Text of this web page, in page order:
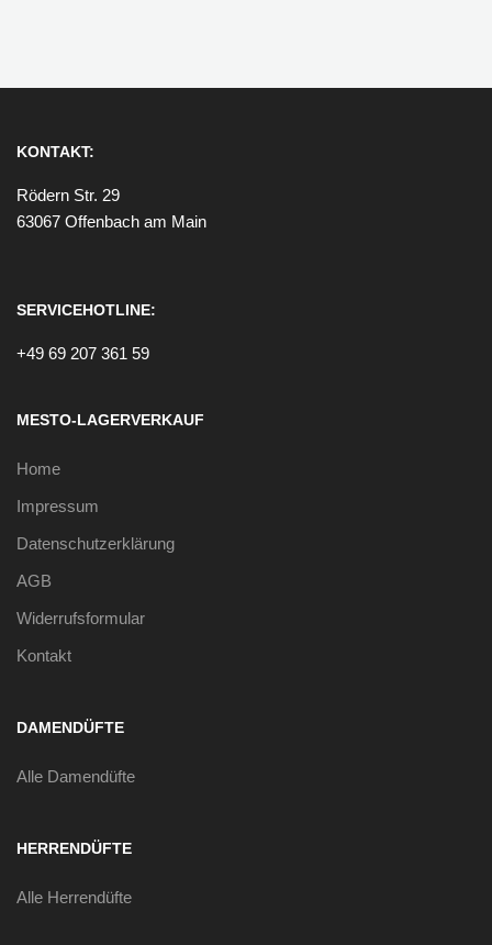
KONTAKT:
Rödern Str. 29
63067 Offenbach am Main
SERVICEHOTLINE:
+49 69 207 361 59
MESTO-LAGERVERKAUF
Home
Impressum
Datenschutzerklärung
AGB
Widerrufsformular
Kontakt
DAMENDÜFTE
Alle Damendüfte
HERRENDÜFTE
Alle Herrendüfte